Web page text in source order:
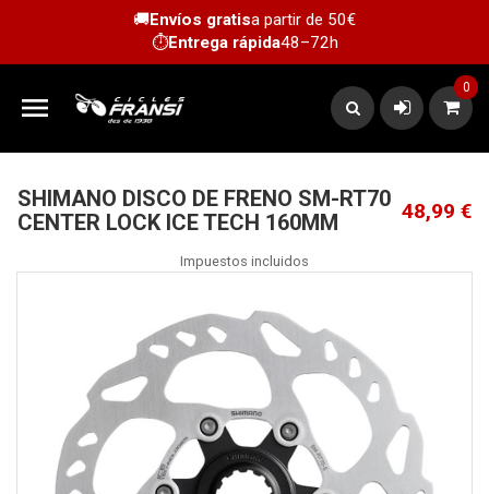
🚚Envíos gratisa partir de 50€
⏱️Entrega rápida48–72h

0
SHIMANO DISCO DE FRENO SM-RT70
CENTER LOCK ICE TECH 160MM
48,99 €
Impuestos incluidos